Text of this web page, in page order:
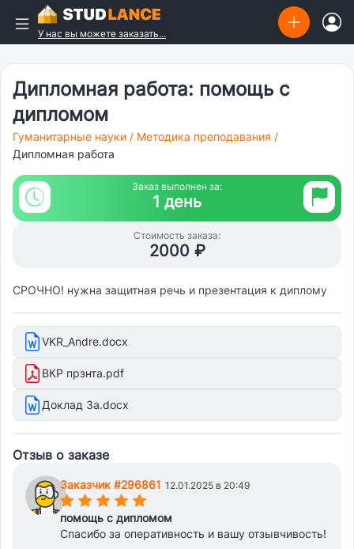
У нас вы можете заказать...
Дипломная работа: помощь с
дипломом
Гуманитарные науки / Методика преподавания /
Дипломная работа
Заказ выполнен за:
1 день
Стоимость заказа:
2000 ₽
СРОЧНО! нужна защитная речь и презентация к диплому
VKR_Andre.docx
ВКР прзнта.pdf
Доклад За.docx
Отзыв о заказе
Заказчик #296861 12.01.2025 в 20:49
(*)(*)(*)(*)(*)
помощь с дипломом
Спасибо за оперативность и вашу отзывчивость!